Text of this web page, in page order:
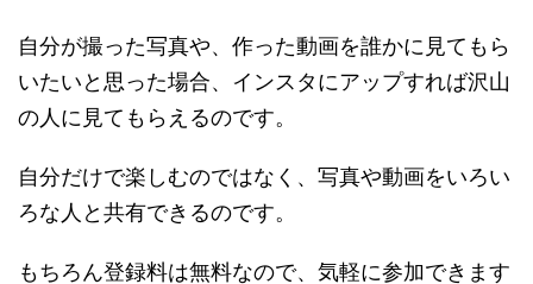
自分が撮った写真や、作った動画を誰かに見てもら
いたいと思った場合、インスタにアップすれば沢山
の人に見てもらえるのです。
自分だけで楽しむのではなく、写真や動画をいろい
ろな人と共有できるのです。
もちろん登録料は無料なので、気軽に参加できます